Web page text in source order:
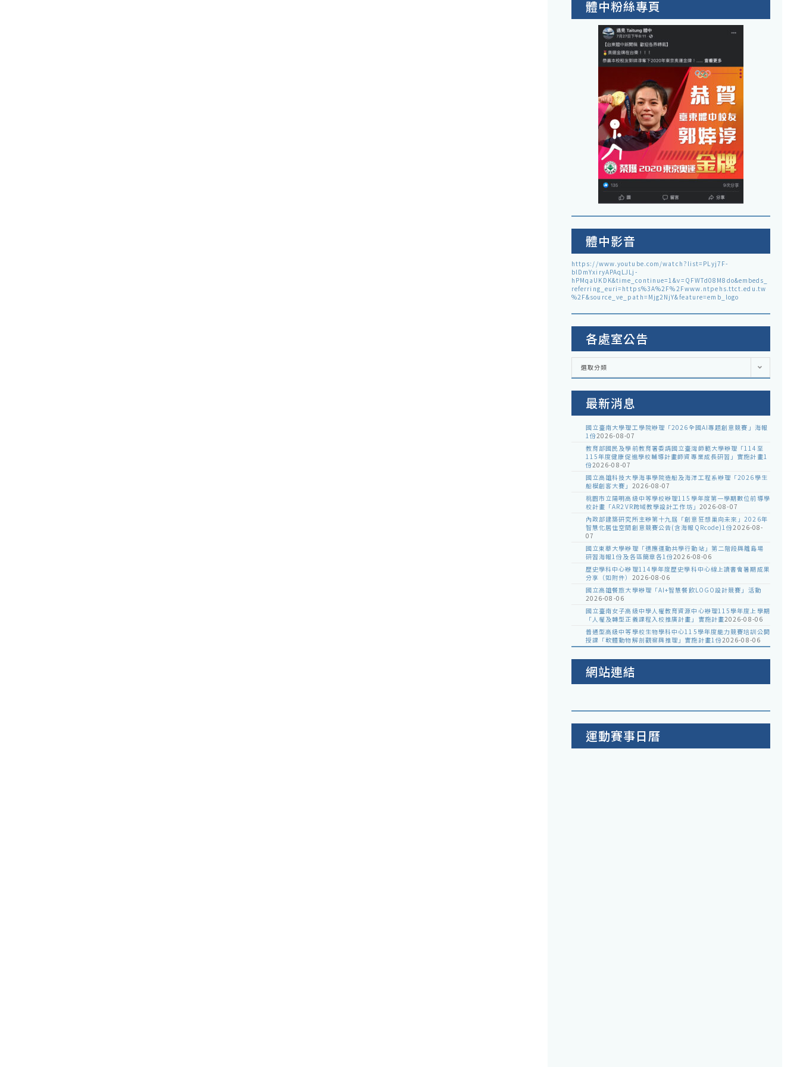
體中粉絲專頁
體中影音
https://www.youtube.com/watch?list=PLyj7F-
blDmYxiryAPAqLJLj-
hPMqaUKDK&time_continue=1&v=QFWTd08M8do&embeds_
referring_euri=https%3A%2F%2Fwww.ntpehs.ttct.edu.tw
%2F&source_ve_path=Mjg2NjY&feature=emb_logo
各處室公告
各
室
選取分類
最新消息
國立臺南大學理工學院辦理「2026全國AI專題創意競賽」海報
1份2026-08-07
教育部國民及學前教育署委請國立臺灣師範大學辦理「114至
115年度健康促進學校輔導計畫師資專業成長研習」實施計畫1
份2026-08-07
國立高雄科技大學海事學院造船及海洋工程系辦理「2026學生
船模創客大賽」 2026-08-07
桃園市立陽明高級中等學校辦理115學年度第一學期數位前導學
校計畫「AR2VR跨域教學設計工作坊」 2026-08-07
內政部建築研究所主辦第十九屆「創意狂想巢向未來」2026年
智慧化居住空間創意競賽公告(含海報QRcode)1份2026-08-
07
國立東華大學辦理「適應運動共學行動站」第二階段與離島場
研習海報1份及各區簡章各1份2026-08-06
歷史學科中心辦理114學年度歷史學科中心線上讀書會暑期成果
分享（如附件） 2026-08-06
國立高雄餐旅大學辦理「AI+智慧餐飲LOGO設計競賽」活動
2026-08-06
國立臺南女子高級中學人權教育資源中心辦理115學年度上學期
「人權及轉型正義課程入校推廣計畫」實施計畫2026-08-06
普通型高級中等學校生物學科中心115學年度能力競賽培訓公開
授課「軟體動物解剖觀察與推理」實施計畫1份2026-08-06
網站連結
運動賽事日曆